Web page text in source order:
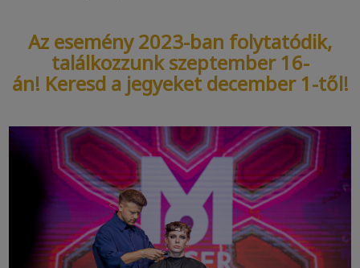
Az esemény 2023-ban folytatódik,
találkozzunk szeptember 16-
án! Keresd a jegyeket december 1-től!